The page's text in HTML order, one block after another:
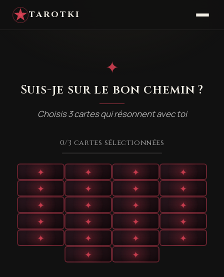
TAROTKI
✦
Suis-je sur le bon chemin ?
Choisis 3 cartes qui résonnent avec toi
0/3 cartes sélectionnées
✦ ✦ ✦
✦
✦
✦ ✦
✦
✦
✦ ✦
✦
✦
✦ ✦
✦
✦
✦ ✦
✦
✦
✦